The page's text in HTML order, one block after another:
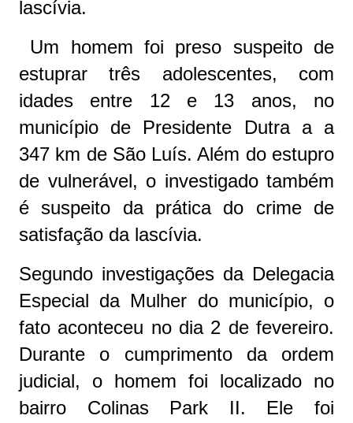
lascívia.
Um homem foi preso suspeito de
estuprar três adolescentes, com
idades entre 12 e 13 anos, no
município de Presidente Dutra a a
347 km de São Luís. Além do estupro
de vulnerável, o investigado também
é suspeito da prática do crime de
satisfação da lascívia.
Segundo investigações da Delegacia
Especial da Mulher do município, o
fato aconteceu no dia 2 de fevereiro.
Durante o cumprimento da ordem
judicial, o homem foi localizado no
bairro Colinas Park II. Ele foi